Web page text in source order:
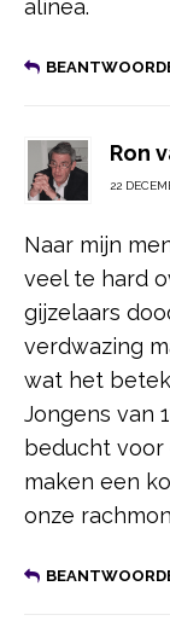
alinea.
Ron
22
Naar mijn
veel te hard
gijzelaars
verdwazing
wat het
Jongens van
beducht voor
maken een
onze